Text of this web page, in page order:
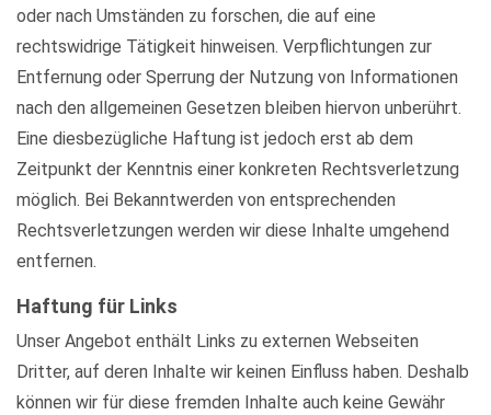
oder nach Umständen zu forschen, die auf eine
rechtswidrige Tätigkeit hinweisen. Verpflichtungen zur
Entfernung oder Sperrung der Nutzung von Informationen
nach den allgemeinen Gesetzen bleiben hiervon unberührt.
Eine diesbezügliche Haftung ist jedoch erst ab dem
Zeitpunkt der Kenntnis einer konkreten Rechtsverletzung
möglich. Bei Bekanntwerden von entsprechenden
Rechtsverletzungen werden wir diese Inhalte umgehend
entfernen.
Haftung für Links
Unser Angebot enthält Links zu externen Webseiten
Dritter, auf deren Inhalte wir keinen Einfluss haben. Deshalb
können wir für diese fremden Inhalte auch keine Gewähr